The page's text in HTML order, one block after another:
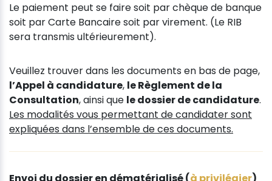
Le paiement peut se faire soit par chèque de banque
soit par Carte Bancaire soit par virement. (Le RIB
sera transmis ultérieurement).
Veuillez trouver dans les documents en bas de page,
l’Appel à candidature, le Règlement de la
Consultation, ainsi que le dossier de candidature.
Les modalités vous permettant de candidater sont
expliquées dans l’ensemble de ces documents.